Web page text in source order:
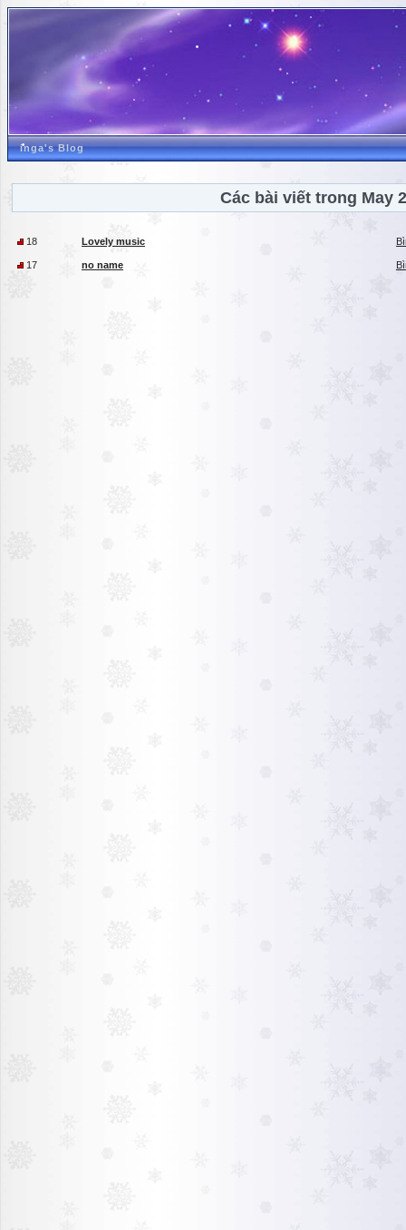
inga's Blog
Các bài viết trong May
18 Lovely music
17 no name